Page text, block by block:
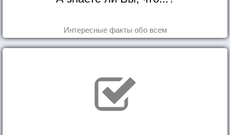
Интересные факты обо всем